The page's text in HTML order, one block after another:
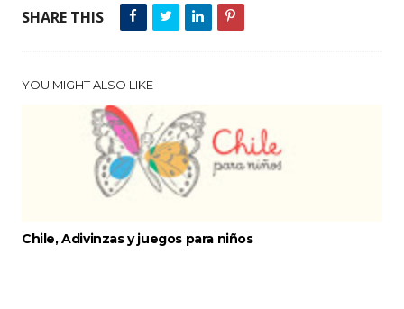
SHARE THIS
YOU MIGHT ALSO LIKE
Chile, Adivinzas y juegos para niños